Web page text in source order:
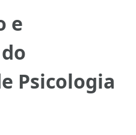
e
Psicologia